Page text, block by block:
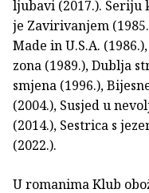
ljubavi (2017.).
je Zavirivanjem
Made in U.S.A.
zona (1989.), Dublja
smjena (1996.),
(2004.), Susjed u
(2014.), Sestrica s
(2022.).
U romanima Klub